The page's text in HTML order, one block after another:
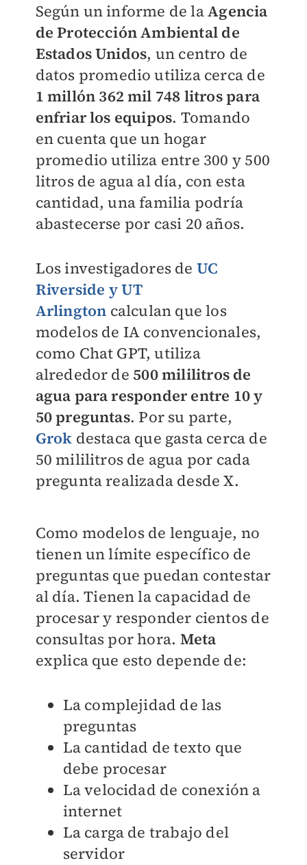
Según un informe de laAgencia
de Protección Ambiental de
Estados Unidos, un centro de
datos promedio utiliza cerca de
1 millón 362 mil 748 litros para
enfriar los equipos. Tomando
en cuenta que un hogar
promedio utiliza entre 300 y 500
litros de agua al día, con esta
cantidad, una familia podría
abastecerse por casi 20 años.
Los investigadores de UC
Riverside y UT
Arlington calculan que los
modelos de IA convencionales,
como Chat GPT, utiliza
alrededor de 500 mililitros de
agua para responder entre 10 y
50 preguntas. Por su parte,
Grok destaca que gasta cerca de
50 mililitros de agua por cada
pregunta realizada desde X.
Como modelos de lenguaje, no
tienen un límite específico de
preguntas que puedan contestar
al día. Tienen la capacidad de
procesar y responder cientos de
consultas por hora. Meta
explica que esto depende de:
La complejidad de las
preguntas
La cantidad de texto que
debe procesar
La velocidad de conexión a
internet
La carga de trabajo del
servidor